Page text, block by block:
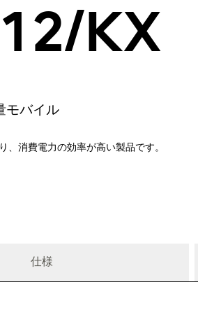
KX
モバイル
消費電力の効率が高い製品です。
仕様